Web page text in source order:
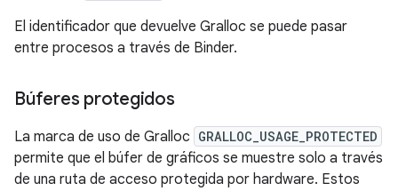
El identificador que devuelve Gralloc se puede pasar
entre procesos a través de Binder.
Búferes protegidos
La marca de uso de Gralloc GRALLOC_USAGE_PROTECTED
permite que el búfer de gráficos se muestre solo a través
de una ruta de acceso protegida por hardware. Estos